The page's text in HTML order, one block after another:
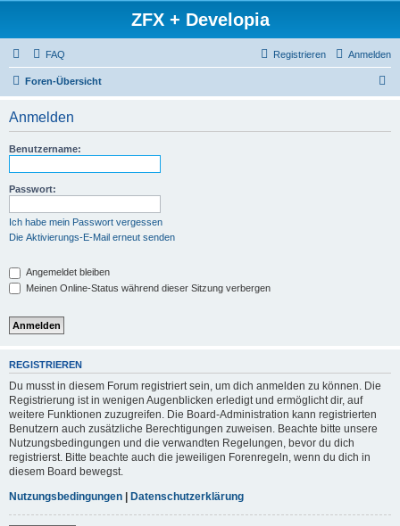
ZFX + Developia
FAQ Anmelden
Registrieren
Foren-Übersicht
Anmelden
Benutzername:
Passwort:
Ich habe mein Passwort vergessen
Die Aktivierungs-E-Mail erneut senden
Angemeldet bleiben
Meinen Online-Status während dieser Sitzung verbergen
REGISTRIEREN
Du musst in diesem Forum registriert sein, um dich anmelden zu können. Die
Registrierung ist in wenigen Augenblicken erledigt und ermöglicht dir, auf
weitere Funktionen zuzugreifen. Die Board-Administration kann registrierten
Benutzern auch zusätzliche Berechtigungen zuweisen. Beachte bitte unsere
Nutzungsbedingungen und die verwandten Regelungen, bevor du dich
registrierst. Bitte beachte auch die jeweiligen Forenregeln, wenn du dich in
diesem Board bewegst.
Nutzungsbedingungen | Datenschutzerklärung